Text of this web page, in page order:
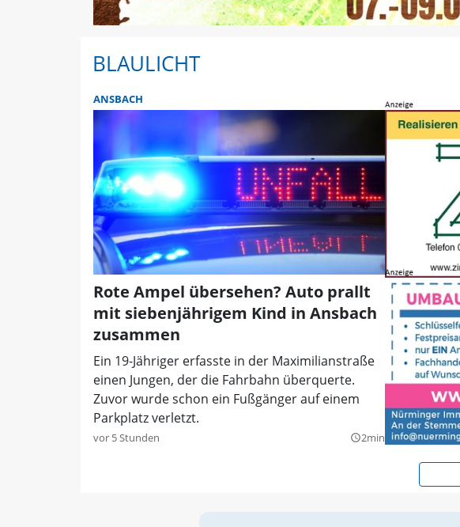
BLAULICHT
ANSBACH
Rote Ampel übersehen? Auto prallt
mit siebenjährigem Kind in Ansbach
zusammen
Ein 19-Jähriger erfasste in der Maximilianstraße
einen Jungen, der die Fahrbahn überquerte.
Zuvor wurde schon ein Fußgänger auf einem
Parkplatz verletzt.
vor 5 Stunden query_builder2min